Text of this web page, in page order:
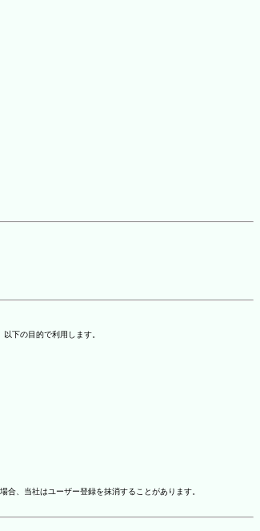
以下の目的で利用します。
、当社はユーザー登録を抹消することがあります。